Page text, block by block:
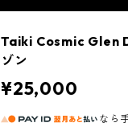
Taiki Cosmic Glen
ゾン
¥25,000
なら